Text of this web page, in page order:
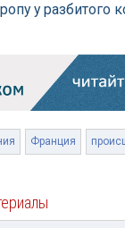
у разбитого
Франция